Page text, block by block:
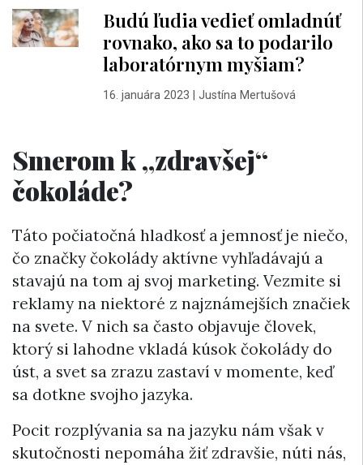
Budú ľudia vedieť omladnúť
rovnako, ako sa to podarilo
laboratórnym myšiam?
16. januára 2023 Justína Mertušová
Smerom k „zdravšej“
čokoláde?
Táto počiatočná hladkosť a jemnosť je niečo,
čo značky čokolády aktívne vyhľadávajú a
stavajú na tom aj svoj marketing. Vezmite si
reklamy na niektoré z najznámejších značiek
na svete. V nich sa často objavuje človek,
ktorý si lahodne vkladá kúsok čokolády do
úst, a svet sa zrazu zastaví v momente, keď
sa dotkne svojho jazyka.
Pocit rozplývania sa na jazyku nám však v
skutočnosti nepomáha žiť zdravšie, núti nás,